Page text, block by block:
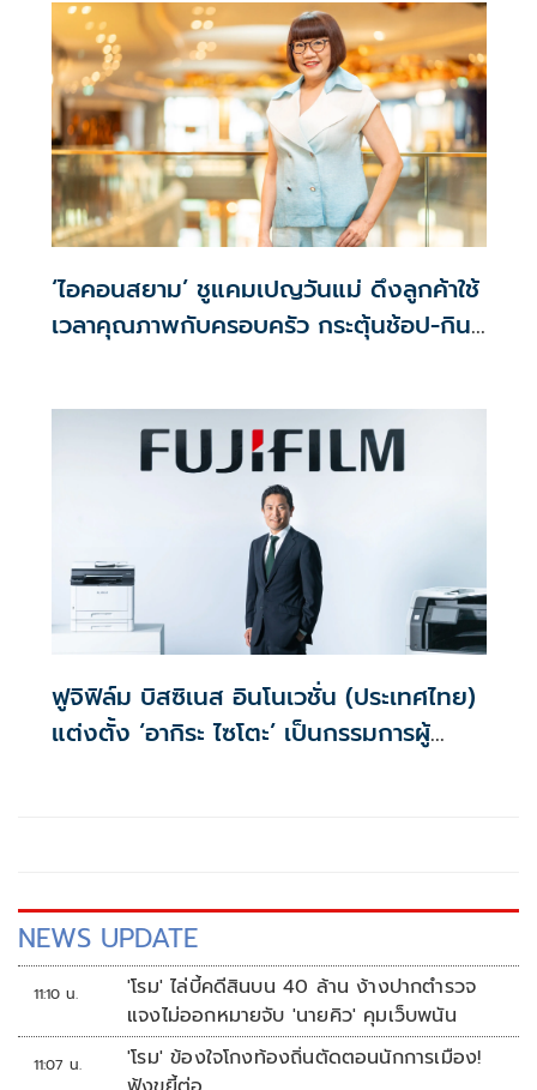
‘ไอคอนสยาม’ ชูแคมเปญวันแม่ ดึงลูกค้าใช้
เวลาคุณภาพกับครอบครัว กระตุ้นช้อป-กิน-
ฟูจิฟิล์ม บิสซิเนส อินโนเวชั่น (ประเทศไทย)
แต่งตั้ง ‘อากิระ ไซโตะ’ เป็นกรรมการผู้
NEWS UPDATE
11:10 น.
'โรม' ไล่บี้คดีสินบน 40 ล้าน ง้างปากตำรวจ
แจงไม่ออกหมายจับ 'นายคิว' คุมเว็บพนัน
11:07 น.
'โรม' ข้องใจโกงท้องถิ่นตัดตอนนักการเมือง!